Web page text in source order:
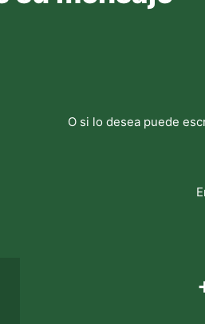
O si lo desea puede